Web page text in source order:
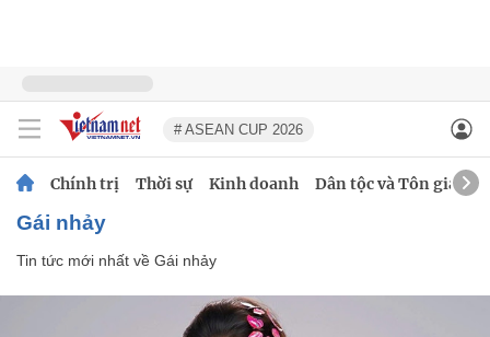
# ASEAN CUP 2026
Chính trị Thời sự Kinh doanh Dân tộc và Tôn giáo
Gái nhảy
Tin tức mới nhất về Gái nhảy